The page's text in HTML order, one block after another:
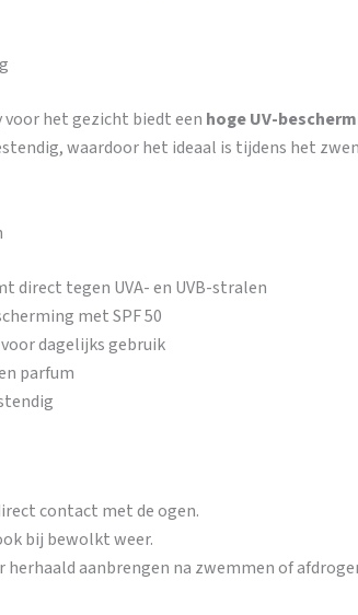
voor het gezicht biedt een hoge UV-
waardoor het ideaal is tijdens het
direct tegen UVA- en UVB-stralen
met SPF 50
dagelijks gebruik
parfum
contact met de ogen.
bij bewolkt weer.
herhaald aanbrengen na zwemmen of